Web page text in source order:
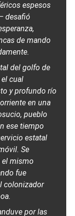
espesos
desafió
de mando
del golfo de
el cual
y profundo río
en una
pueblo
ese tiempo
estatal
Se
el mismo
fue
colonizador
por las